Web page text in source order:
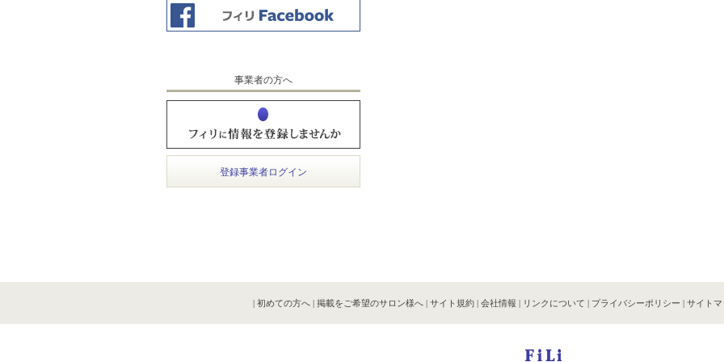
事業者の方へ
登録事業者ログイン
| 初めての方へ| 掲載をご希望のサロン様へ| サイト規約| 会社情報 | リンクについて | プライバシーポリシー | サイトマ